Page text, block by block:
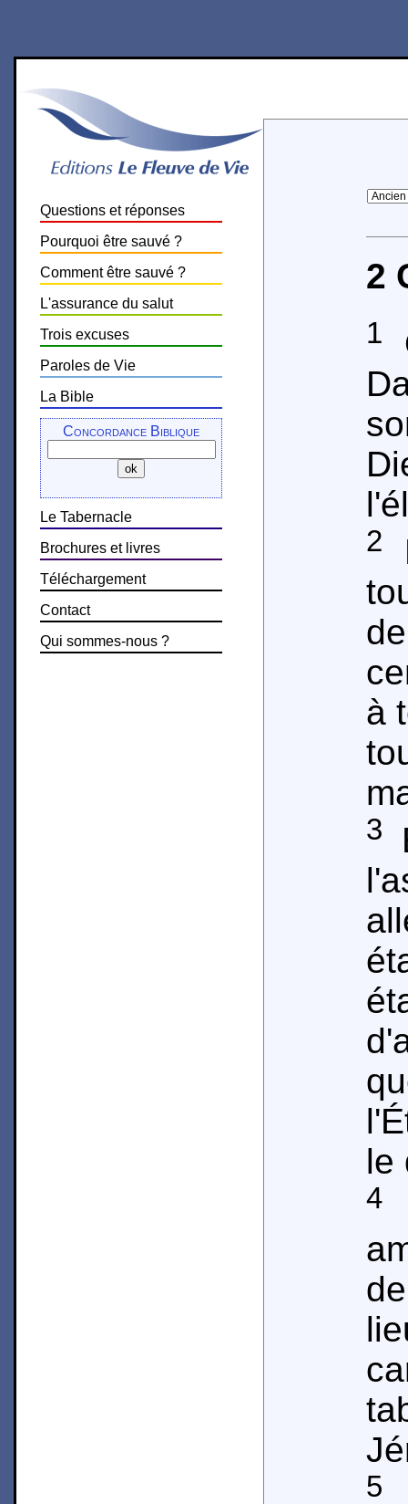
Questions et réponses
Pourquoi être sauvé ?
Comment être sauvé ?
L'assurance du salut
Trois excuses
Paroles de Vie
La Bible
Concordance Biblique
Le Tabernacle
Brochures et livres
Téléchargement
Contact
Qui sommes-nous ?
2
1
2
à
3
le
4
5